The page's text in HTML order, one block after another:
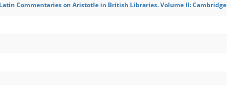
Commentaries on Aristotle in British Libraries. Volume II: Cambridge